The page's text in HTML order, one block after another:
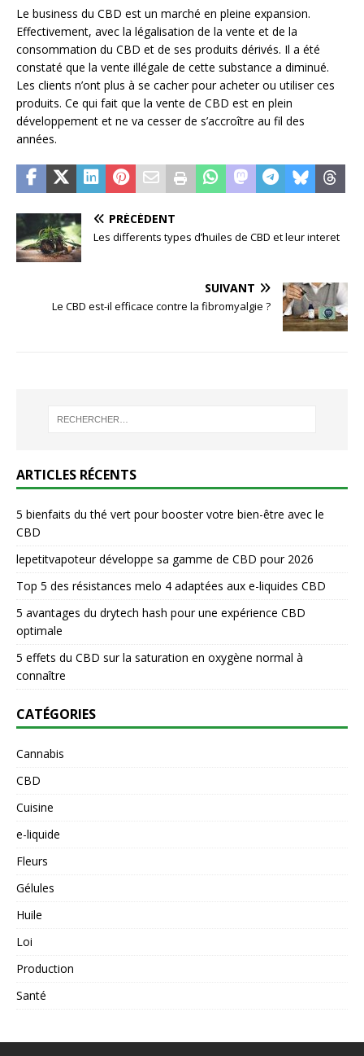
Le business du CBD est un marché en pleine expansion.
Effectivement, avec la légalisation de la vente et de la
consommation du CBD et de ses produits dérivés. Il a été
constaté que la vente illégale de cette substance a diminué.
Les clients n’ont plus à se cacher pour acheter ou utiliser ces
produits. Ce qui fait que la vente de CBD est en plein
développement et ne va cesser de s’accroître au fil des
années.
PRÉCÉDENT
Les differents types d’huiles de CBD et leur interet
SUIVANT
Le CBD est-il efficace contre la fibromyalgie ?
ARTICLES RÉCENTS
5 bienfaits du thé vert pour booster votre bien-être avec le
CBD
lepetitvapoteur développe sa gamme de CBD pour 2026
Top 5 des résistances melo 4 adaptées aux e-liquides CBD
5 avantages du drytech hash pour une expérience CBD
optimale
5 effets du CBD sur la saturation en oxygène normal à
connaître
CATÉGORIES
Cannabis
CBD
Cuisine
e-liquide
Fleurs
Gélules
Huile
Loi
Production
Santé